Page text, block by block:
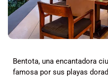
Bentota, una encantadora
famosa por sus playas